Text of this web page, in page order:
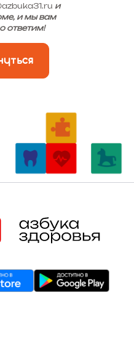
и
и мы вам
ответим!